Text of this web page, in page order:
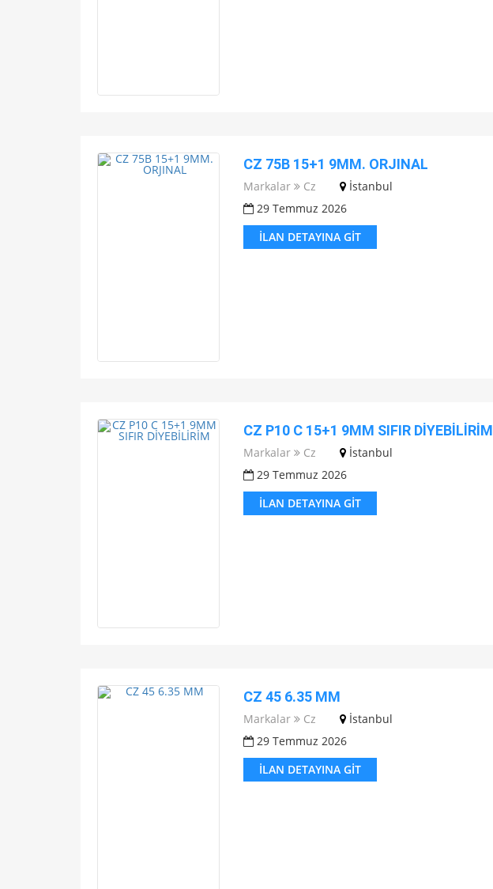
CZ 75B 15+1 9MM. ORJINAL
Markalar Cz
İstanbul
29 Temmuz 2026
İLAN DETAYINA GIT
CZ P10 C 15+1 9MM SIFIR DİYEBİLİRİM
Markalar Cz
İstanbul
29 Temmuz 2026
İLAN DETAYINA GIT
CZ 45 6.35 MM
Markalar Cz
İstanbul
29 Temmuz 2026
İLAN DETAYINA GIT